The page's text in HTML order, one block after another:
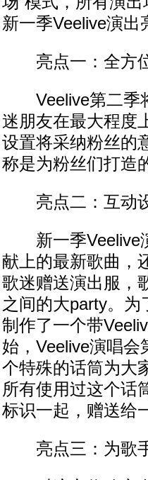
新一季Veelive演出
亮点一：全方位
Veelive第二季将
迷朋友在最大程度
设置将采纳粉丝的
称是为粉丝们打造
亮点二：互动
新一季Veelive演
献上的最新歌曲，
歌迷赠送演出服，
之间的大party。
制作了一个带
始，Veelive演唱会
个特殊的话筒为大
所有使用过这个话
标识一起，赠送给
亮点三：为歌手